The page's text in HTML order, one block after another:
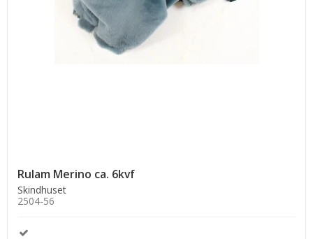
Rulam Merino ca. 6kvf
Skindhuset
2504-56